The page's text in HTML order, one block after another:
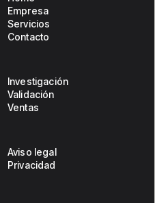
Empresa
Servicios
Contacto
Investigación
Validación
Ventas
Aviso legal
Privacidad